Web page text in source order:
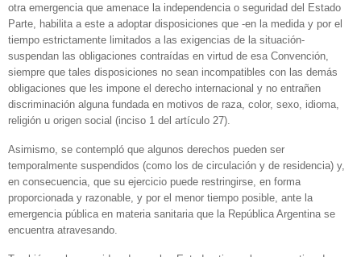
otra emergencia que amenace la independencia o seguridad del Estado
Parte, habilita a este a adoptar disposiciones que -en la medida y por el
tiempo estrictamente limitados a las exigencias de la situación-
suspendan las obligaciones contraídas en virtud de esa Convención,
siempre que tales disposiciones no sean incompatibles con las demás
obligaciones que les impone el derecho internacional y no entrañen
discriminación alguna fundada en motivos de raza, color, sexo, idioma,
religión u origen social (inciso 1 del artículo 27).
Asimismo, se contempló que algunos derechos pueden ser
temporalmente suspendidos (como los de circulación y de residencia) y,
en consecuencia, que su ejercicio puede restringirse, en forma
proporcionada y razonable, y por el menor tiempo posible, ante la
emergencia pública en materia sanitaria que la República Argentina se
encuentra atravesando.